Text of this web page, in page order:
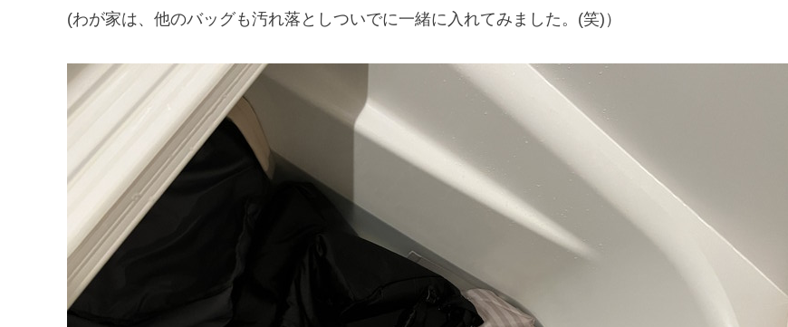
(わが家は、他のバッグも汚れ落としついでに一緒に入れてみました。(笑)）